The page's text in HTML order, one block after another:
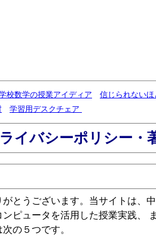
校数学の授業アイディア 信じられない
学習用デスクチェア
イバシーポリシー・
とうございます。当サイトは、
ピュータを活用した授業実践、
の５つです。